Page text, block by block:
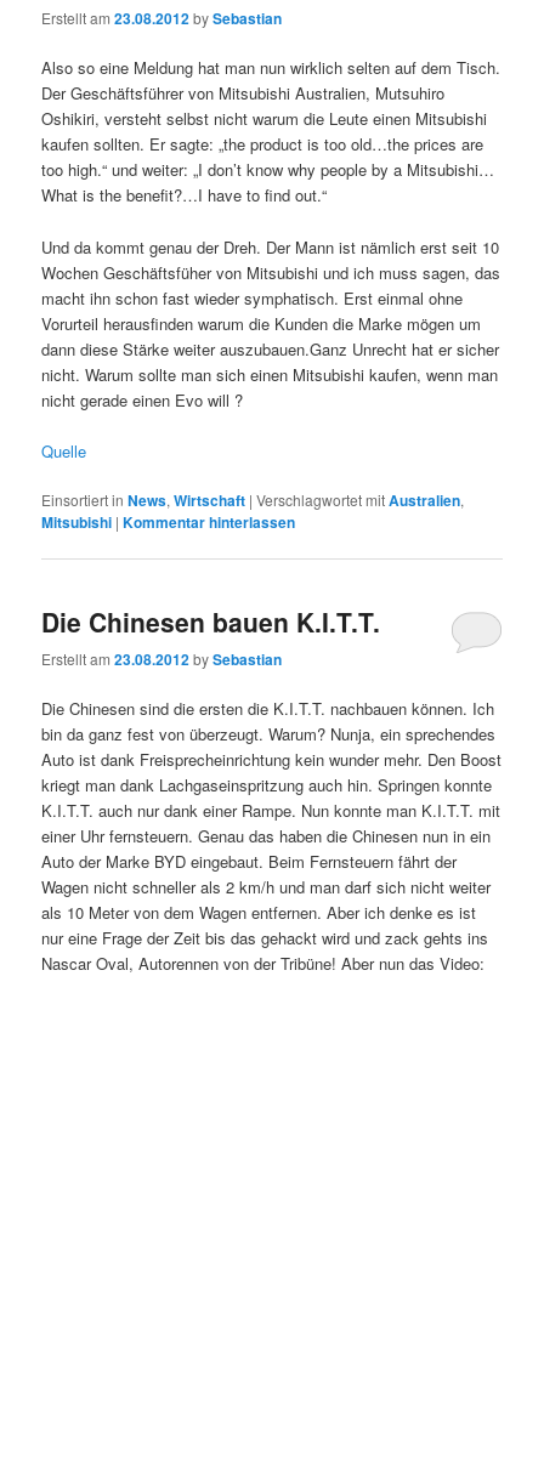
Erstellt am23.08.2012bySebastian
Also so eine Meldung hat man nun wirklich selten auf dem Tisch.
Der Geschäftsführer von Mitsubishi Australien, Mutsuhiro
Oshikiri, versteht selbst nicht warum die Leute einen Mitsubishi
kaufen sollten. Er sagte: „the product is too old…the prices are
too high.“ und weiter: „I don’t know why people by a Mitsubishi…
What is the benefit?…I have to find out.“
Und da kommt genau der Dreh. Der Mann ist nämlich erst seit 10
Wochen Geschäftsfüher von Mitsubishi und ich muss sagen, das
macht ihn schon fast wieder symphatisch. Erst einmal ohne
Vorurteil herausfinden warum die Kunden die Marke mögen um
dann diese Stärke weiter auszubauen.Ganz Unrecht hat er sicher
nicht. Warum sollte man sich einen Mitsubishi kaufen, wenn man
nicht gerade einen Evo will ?
Quelle
Einsortiert in News,Wirtschaft |Verschlagwortet mitAustralien,
Mitsubishi |Kommentar hinterlassen
Die Chinesen bauen K.I.T.T.
Erstellt am23.08.2012bySebastian
Die Chinesen sind die ersten die K.I.T.T. nachbauen können. Ich
bin da ganz fest von überzeugt. Warum? Nunja, ein sprechendes
Auto ist dank Freisprecheinrichtung kein wunder mehr. Den Boost
kriegt man dank Lachgaseinspritzung auch hin. Springen konnte
K.I.T.T. auch nur dank einer Rampe. Nun konnte man K.I.T.T. mit
einer Uhr fernsteuern. Genau das haben die Chinesen nun in ein
Auto der Marke BYD eingebaut. Beim Fernsteuern fährt der
Wagen nicht schneller als 2 km/h und man darf sich nicht weiter
als 10 Meter von dem Wagen entfernen. Aber ich denke es ist
nur eine Frage der Zeit bis das gehackt wird und zack gehts ins
Nascar Oval, Autorennen von der Tribüne! Aber nun das Video: